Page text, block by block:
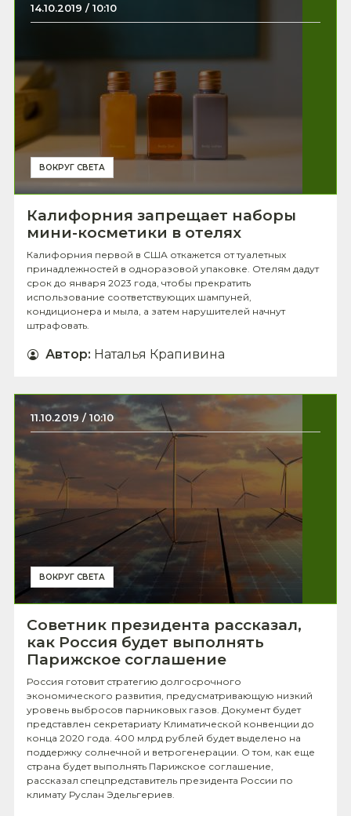
14.10.2019 / 10:10
ВОКРУГ СВЕТА
Калифорния запрещает наборы
мини-косметики в отелях
Калифорния первой в США откажется от туалетных
принадлежностей в одноразовой упаковке. Отелям дадут
срок до января 2023 года, чтобы прекратить
использование соответствующих шампуней,
кондиционера и мыла, а затем нарушителей начнут
штрафовать.
Автор: Наталья Крапивина
11.10.2019 / 10:10
ВОКРУГ СВЕТА
Советник президента рассказал,
как Россия будет выполнять
Парижское соглашение
Россия готовит стратегию долгосрочного
экономического развития, предусматривающую низкий
уровень выбросов парниковых газов. Документ будет
представлен секретариату Климатической конвенции до
конца 2020 года. 400 млрд рублей будет выделено на
поддержку солнечной и ветрогенерации. О том, как еще
страна будет выполнять Парижское соглашение,
рассказал cпецпредставитель президента России по
климату Руслан Эдельгериев.